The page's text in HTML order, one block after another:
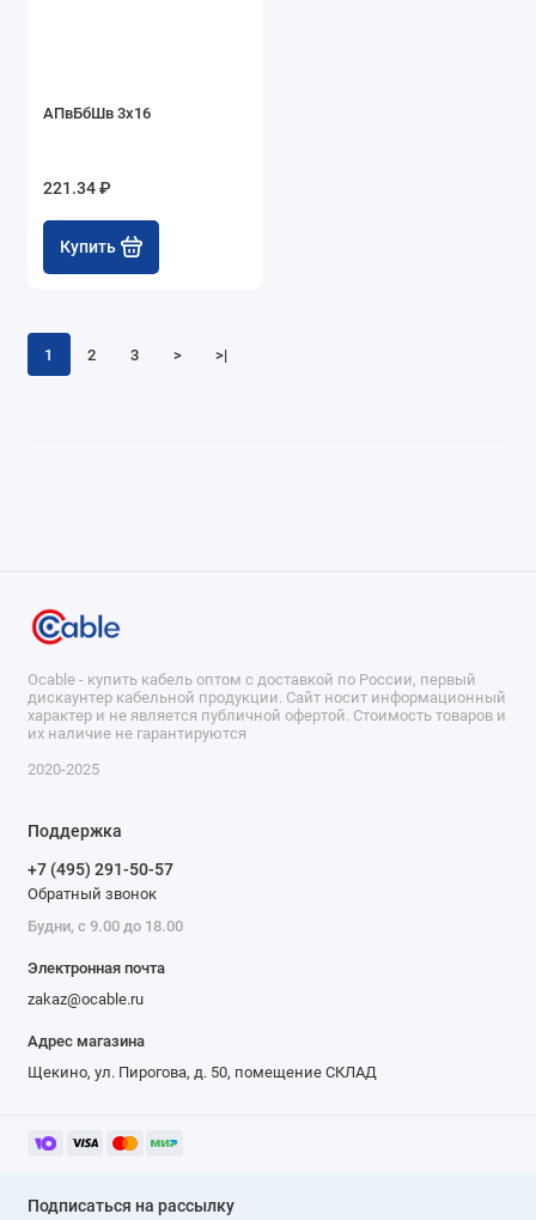
АПвБбШв 3х16
221.34 ₽
Купить
1 2 3 > >|
Ocable - купить кабель оптом с доставкой по России, первый
дискаунтер кабельной продукции. Сайт носит информационный
характер и не является публичной офертой. Стоимость товаров и
их наличие не гарантируются
2020-2025
Поддержка
+7 (495) 291-50-57
Обратный звонок
Будни, с 9.00 до 18.00
Электронная почта
zakaz@ocable.ru
Адрес магазина
Щекино, ул. Пирогова, д. 50, помещение СКЛАД
Подписаться на рассылку